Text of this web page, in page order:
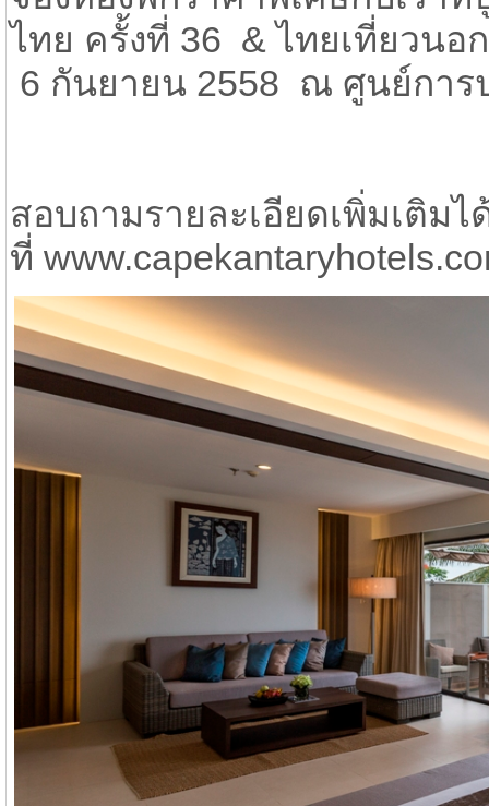
ไทย ครั้งที่ 36 & ไทยเที่ยวนอ
6 กันยายน 2558 ณ ศูนย์การ
สอบถามรายละเอียดเพิ่มเติม
ที่